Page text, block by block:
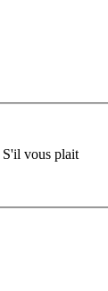
S'il vous plait